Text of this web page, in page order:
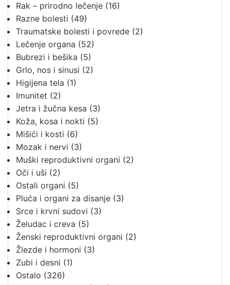
Rak – prirodno lečenje (16)
Razne bolesti (49)
Traumatske bolesti i povrede (2)
Lečenje organa (52)
Bubrezi i bešika (5)
Grlo, nos i sinusi (2)
Higijena tela (1)
Imunitet (2)
Jetra i žučna kesa (3)
Koža, kosa i nokti (5)
Mišići i kosti (6)
Mozak i nervi (3)
Muški reproduktivni organi (2)
Oči i uši (2)
Ostali organi (5)
Pluća i organi za disanje (3)
Srce i krvni sudovi (3)
Želudac i creva (5)
Ženski reproduktivni organi (2)
Žlezde i hormoni (3)
Zubi i desni (1)
Ostalo (326)